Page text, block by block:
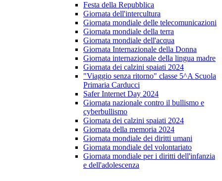
Festa della Repubblica
Giornata dell'intercultura
Giornata mondiale delle telecomunicazioni
Giornata mondiale della terra
Giornata mondiale dell'acqua
Giornata Internazionale della Donna
Giornata internazionale della lingua madre
Giornata dei calzini spaiati 2024
"Viaggio senza ritorno" classe 5^A Scuola
Primaria Carducci
Safer Internet Day 2024
Giornata nazionale contro il bullismo e
cyberbullismo
Giornata dei calzini spaiati 2024
Giornata della memoria 2024
Giornata mondiale dei diritti umani
Giornata mondiale del volontariato
Giornata mondiale per i diritti dell'infanzia
e dell'adolescenza